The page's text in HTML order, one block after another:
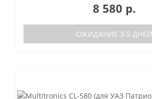
8 580 р.
ОЖИДАНИЕ 3-5 ДНЕЙ